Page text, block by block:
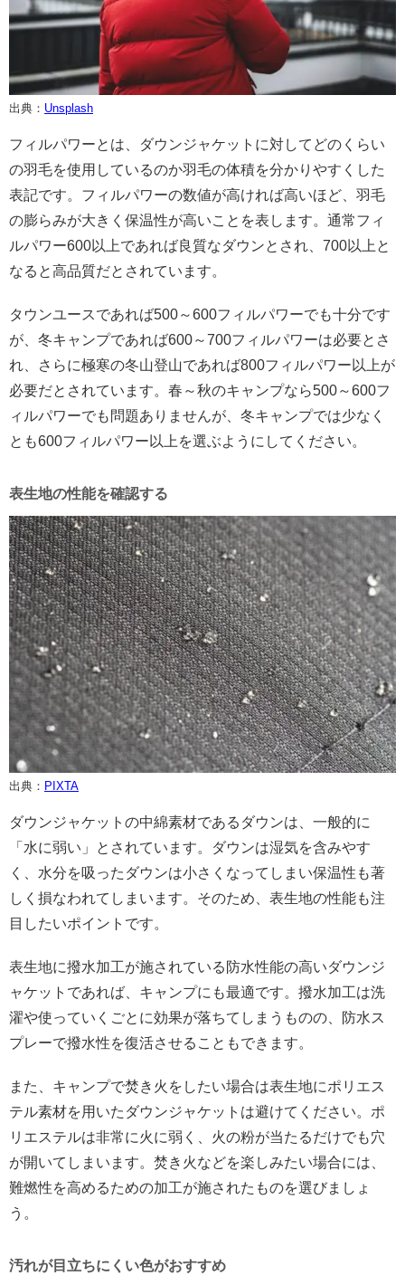
出典： Unsplash
フィルパワーとは、ダウンジャケットに対してどのくらい
の羽毛を使用しているのか羽毛の体積を分かりやすくした
表記です。フィルパワーの数値が高ければ高いほど、羽毛
の膨らみが大きく保温性が高いことを表します。通常フィ
ルパワー600以上であれば良質なダウンとされ、700以上と
なると高品質だとされています。
タウンユースであれば500～600フィルパワーでも十分です
が、冬キャンプであれば600～700フィルパワーは必要とさ
れ、さらに極寒の冬山登山であれば800フィルパワー以上が
必要だとされています。春～秋のキャンプなら500～600フ
ィルパワーでも問題ありませんが、冬キャンプでは少なく
とも600フィルパワー以上を選ぶようにしてください。
表生地の性能を確認する
出典： PIXTA
ダウンジャケットの中綿素材であるダウンは、一般的に
「水に弱い」とされています。ダウンは湿気を含みやす
く、水分を吸ったダウンは小さくなってしまい保温性も著
しく損なわれてしまいます。そのため、表生地の性能も注
目したいポイントです。
表生地に撥水加工が施されている防水性能の高いダウンジ
ャケットであれば、キャンプにも最適です。撥水加工は洗
濯や使っていくごとに効果が落ちてしまうものの、防水ス
プレーで撥水性を復活させることもできます。
また、キャンプで焚き火をしたい場合は表生地にポリエス
テル素材を用いたダウンジャケットは避けてください。ポ
リエステルは非常に火に弱く、火の粉が当たるだけでも穴
が開いてしまいます。焚き火などを楽しみたい場合には、
難燃性を高めるための加工が施されたものを選びましょ
う。
汚れが目立ちにくい色がおすすめ